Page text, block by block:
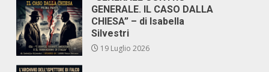
GENERALE. IL CASO DALLA
CHIESA” – di Isabella
Silvestri
19 Luglio 2026